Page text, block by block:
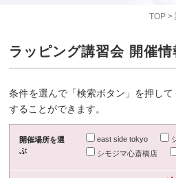
TOP>
ラッピング講習会 開催情
条件を選んで「検索ボタン」を押し
することができます。
開催場所を選
ぶ
east side tokyo
シモジマ心斎橋店